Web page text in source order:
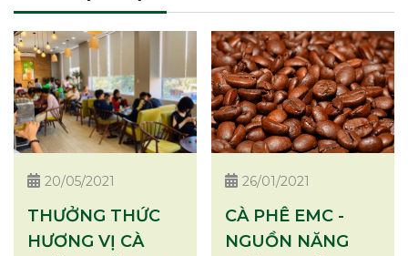
20/05/2021
THƯỞNG THỨC
HƯƠNG VỊ CÀ
26/01/2021
CÀ PHÊ EMC -
NGUỒN NĂNG